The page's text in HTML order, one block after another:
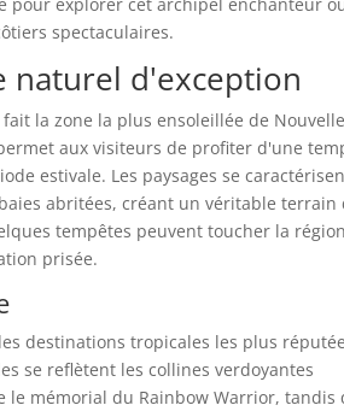
spectaculaires.
naturel d'exception
la zone la plus ensoleillée de
aux visiteurs de profiter d'une
estivale. Les paysages se
abritées, créant un véritable terrain
tempêtes peuvent toucher la
prisée.
destinations tropicales les plus
se reflètent les collines verdoyantes
mémorial du Rainbow Warrior, tandis